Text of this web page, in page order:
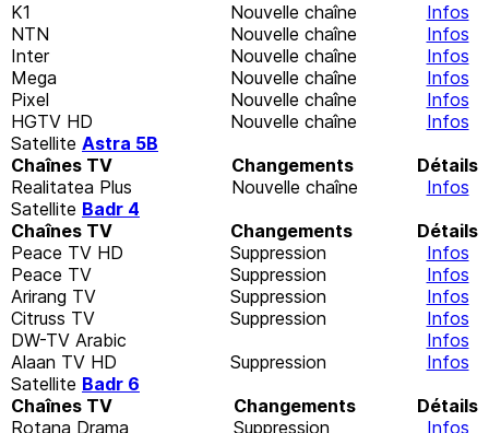
K1
Nouvelle chaîne
Infos
NTN
Nouvelle chaîne
Infos
Inter
Nouvelle chaîne
Infos
Mega
Nouvelle chaîne
Infos
Pixel
Nouvelle chaîne
Infos
HGTV HD
Nouvelle chaîne
Infos
Satellite Astra 5B
Chaînes TV
Changements
Détails
Realitatea Plus
Nouvelle chaîne
Infos
Satellite Badr 4
Chaînes TV
Changements
Détails
Peace TV HD
Suppression
Infos
Peace TV
Suppression
Infos
Arirang TV
Suppression
Infos
Citruss TV
Suppression
Infos
DW-TV Arabic
Infos
Alaan TV HD
Suppression
Infos
Satellite Badr 6
Chaînes TV
Changements
Détails
Rotana Drama
Suppression
Infos